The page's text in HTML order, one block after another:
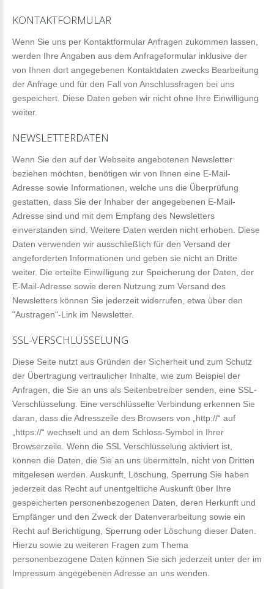
KONTAKTFORMULAR
Wenn Sie uns per Kontaktformular Anfragen zukommen lassen,
werden Ihre Angaben aus dem Anfrageformular inklusive der
von Ihnen dort angegebenen Kontaktdaten zwecks Bearbeitung
der Anfrage und für den Fall von Anschlussfragen bei uns
gespeichert. Diese Daten geben wir nicht ohne Ihre Einwilligung
weiter.
NEWSLETTERDATEN
Wenn Sie den auf der Webseite angebotenen Newsletter
beziehen möchten, benötigen wir von Ihnen eine E-Mail-
Adresse sowie Informationen, welche uns die Überprüfung
gestatten, dass Sie der Inhaber der angegebenen E-Mail-
Adresse sind und mit dem Empfang des Newsletters
einverstanden sind. Weitere Daten werden nicht erhoben. Diese
Daten verwenden wir ausschließlich für den Versand der
angeforderten Informationen und geben sie nicht an Dritte
weiter. Die erteilte Einwilligung zur Speicherung der Daten, der
E-Mail-Adresse sowie deren Nutzung zum Versand des
Newsletters können Sie jederzeit widerrufen, etwa über den
"Austragen"-Link im Newsletter.
SSL-VERSCHLÜSSELUNG
Diese Seite nutzt aus Gründen der Sicherheit und zum Schutz
der Übertragung vertraulicher Inhalte, wie zum Beispiel der
Anfragen, die Sie an uns als Seitenbetreiber senden, eine SSL-
Verschlüsselung. Eine verschlüsselte Verbindung erkennen Sie
daran, dass die Adresszeile des Browsers von „http://“ auf
„https://“ wechselt und an dem Schloss-Symbol in Ihrer
Browserzeile. Wenn die SSL Verschlüsselung aktiviert ist,
können die Daten, die Sie an uns übermitteln, nicht von Dritten
mitgelesen werden. Auskunft, Löschung, Sperrung Sie haben
jederzeit das Recht auf unentgeltliche Auskunft über Ihre
gespeicherten personenbezogenen Daten, deren Herkunft und
Empfänger und den Zweck der Datenverarbeitung sowie ein
Recht auf Berichtigung, Sperrung oder Löschung dieser Daten.
Hierzu sowie zu weiteren Fragen zum Thema
personenbezogene Daten können Sie sich jederzeit unter der im
Impressum angegebenen Adresse an uns wenden.